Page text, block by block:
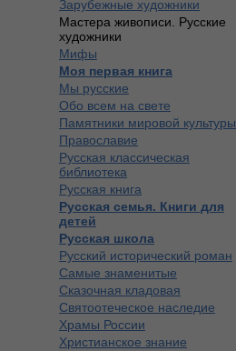
Зарубежные художники
Мастера живописи. Русские
художники
Мифы
Моя первая книга
Мы русские
Обо всем на свете
Памятники мировой культуры
Православие
Русская классическая
библиотека
Русская книга
Русская семья. Книги для
детей
Русская школа
Русский исторический роман
Самые знаменитые
Сказочная кладовая
Святоотеческое наследие
Храмы России
Христианское знание